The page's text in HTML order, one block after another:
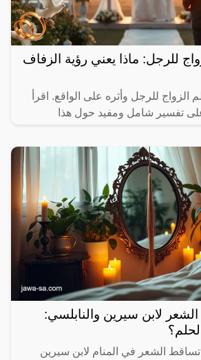
للرجل: ماذا يعني رؤية الزفاف
الزواج للرجل وأثره على الواقع. اقرأ
تفسير شامل ومفيد حول هذا
لابن سيرين والنابلسي:
الشعر في المنام لابن سيرين